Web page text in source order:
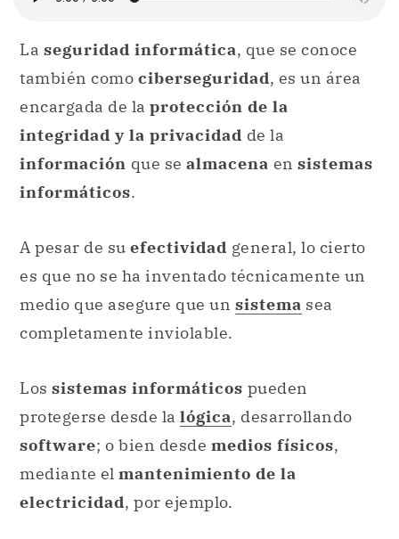
La seguridad informática, que se conoce
también como ciberseguridad, es un área
encargada de la protección de la
integridad y la privacidad de la
información que se almacena en sistemas
informáticos.
A pesar de su efectividad general, lo cierto
es que no se ha inventado técnicamente un
medio que asegure que un sistema sea
completamente inviolable.
Los sistemas informáticos pueden
protegerse desde la lógica, desarrollando
software; o bien desde medios físicos,
mediante el mantenimiento de la
electricidad, por ejemplo.